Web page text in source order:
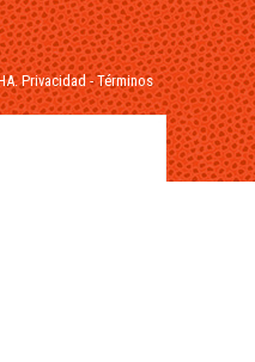
Privacidad-Términos